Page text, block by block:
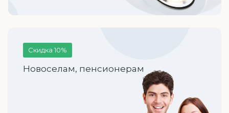
Скидка 10%
Новоселам, пенсионерам